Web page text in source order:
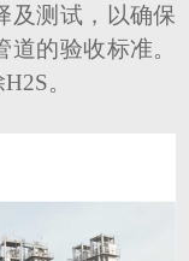
及测试，以确保
的验收标准。
H2S。